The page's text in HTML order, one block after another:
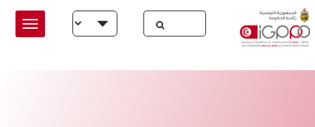
Skip to main content